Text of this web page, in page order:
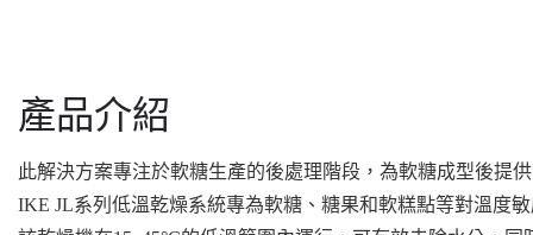
產品介紹
此解決方案專注於軟糖生產的後處理階段，為軟糖成型後提
IKE JL系列低溫乾燥系統專為軟糖、糖果和軟糕點等對溫度